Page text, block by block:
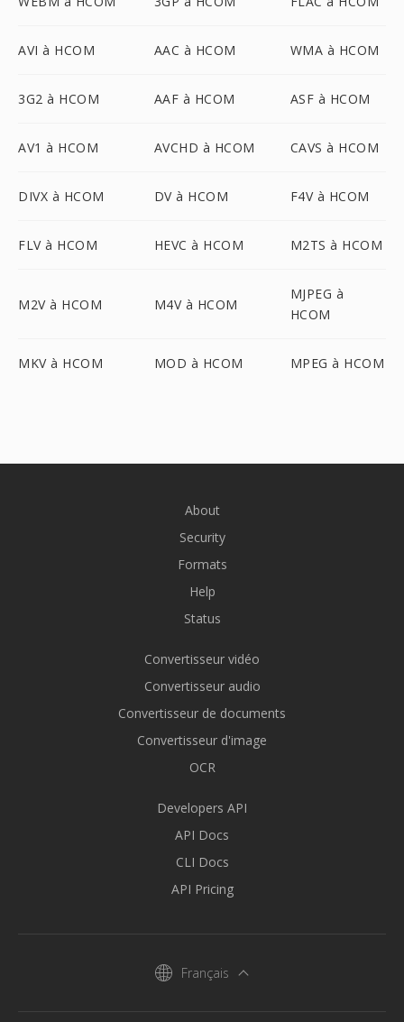
AVI à HCOM AAC à HCOM WMA à HCOM
3G2 à HCOM AAF à HCOM ASF à HCOM
AV1 à HCOM AVCHD à HCOM CAVS à HCOM
DIVX à HCOM DV à HCOM F4V à HCOM
FLV à HCOM HEVC à HCOM M2TS à HCOM
M2V à HCOM M4V à HCOM
MJPEG à
HCOM
MKV à HCOM MOD à HCOM MPEG à HCOM
About
Security
Formats
Help
Status
Convertisseur vidéo
Convertisseur audio
Convertisseur de documents
Convertisseur d'image
OCR
Developers API
API Docs
CLI Docs
API Pricing
Français